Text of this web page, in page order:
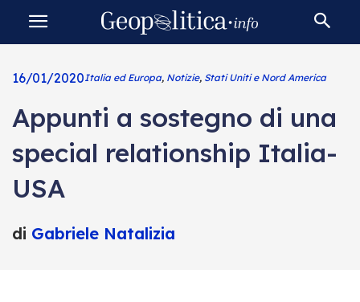
16/01/2020Italia ed Europa, Notizie, Stati Uniti e Nord America
Appunti a sostegno di una
special relationship Italia-
USA
di Gabriele Natalizia